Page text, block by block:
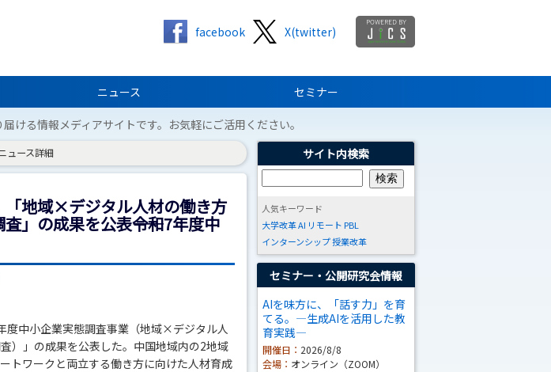
X(twitter)
facebook
ニュース セミナー
ける情報メディアサイトです。お気軽にご活用ください。
ュース詳細
地域×デジタル人材の働き方
」の成果を公表――令和7年度中
度中小企業実態調査事業（地域×デジタル人
）」の成果を公表した。中国地域内の2地域
トワークと両立する働き方に向けた人材育成
サイト内検索
人気キーワード
大学改革AI リモート PBL
インターンシップ授業改革
セミナー・公開研究会情報
AIを味方に、「話す力」を育
てる。―生成AIを活用した教
育実践―
開催日： 2026/8/8
会場： オンライン（ZOOM）